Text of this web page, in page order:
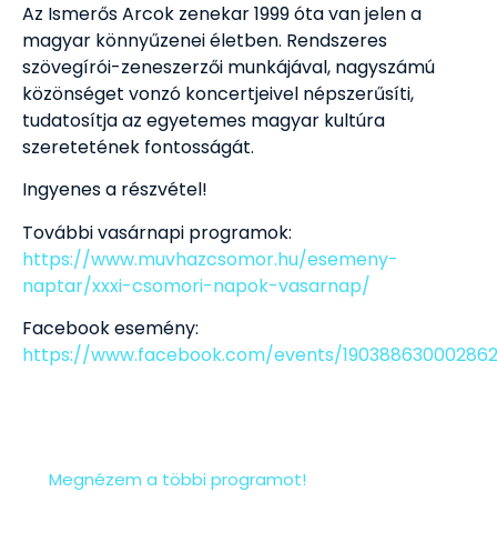
Az Ismerős Arcok zenekar 1999 óta van jelen a
magyar könnyűzenei életben. Rendszeres
szövegírói-zeneszerzői munkájával, nagyszámú
közönséget vonzó koncertjeivel népszerűsíti,
tudatosítja az egyetemes magyar kultúra
szeretetének fontosságát.
Ingyenes a részvétel!
További vasárnapi programok:
https://www.muvhazcsomor.hu/esemeny-
naptar/xxxi-csomori-napok-vasarnap/
Facebook esemény:
https://www.facebook.com/events/
Megnézem a többi programot!